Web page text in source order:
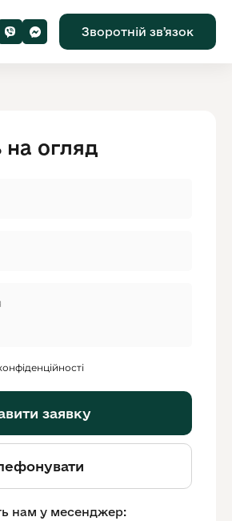
Зворотній звʼязок
на огляд
заявку
нам у месенджер: